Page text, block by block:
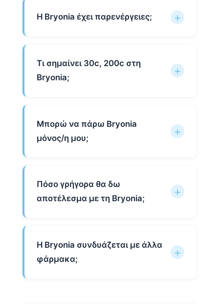
Η Bryonia έχει παρενέργειες;
Τι σημαίνει 30c, 200c στη
Bryonia;
Μπορώ να πάρω Bryonia
μόνος/η μου;
Πόσο γρήγορα θα δω
αποτέλεσμα με τη Bryonia;
Η Bryonia συνδυάζεται με άλλα
φάρμακα;